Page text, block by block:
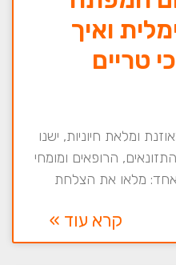
ואיך
טריים
ומלאת חיוניות, ישנו
הרופאים ומומחי
אחד: מלאו את הצלחת
קרא עוד »